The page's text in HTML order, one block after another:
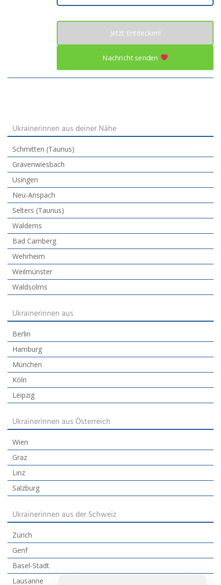
Jetzt Entdecken!
Nachricht senden
Ukrainerinnen aus deiner Nähe
Schmitten (Taunus)
Grävenwiesbach
Usingen
Neu-Anspach
Selters (Taunus)
Waldems
Bad Camberg
Wehrheim
Weilmünster
Waldsolms
Ukrainerinnen aus
Berlin
Hamburg
München
Köln
Leipzig
Ukrainerinnen aus Österreich
Wien
Graz
Linz
Salzburg
Ukrainerinnen aus der Schweiz
Zürich
Genf
Basel-Stadt
Lausanne